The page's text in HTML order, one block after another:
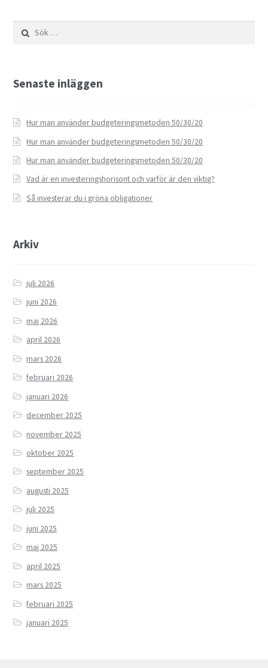
efter:
Senaste inläggen
Hur man använder budgeteringsmetoden 50/30/20
Hur man använder budgeteringsmetoden 50/30/20
Hur man använder budgeteringsmetoden 50/30/20
Vad är en investeringshorisont och varför är den viktig?
Så investerar du i gröna obligationer
Arkiv
juli 2026
juni 2026
maj 2026
april 2026
mars 2026
februari 2026
januari 2026
december 2025
november 2025
oktober 2025
september 2025
augusti 2025
juli 2025
juni 2025
maj 2025
april 2025
mars 2025
februari 2025
januari 2025